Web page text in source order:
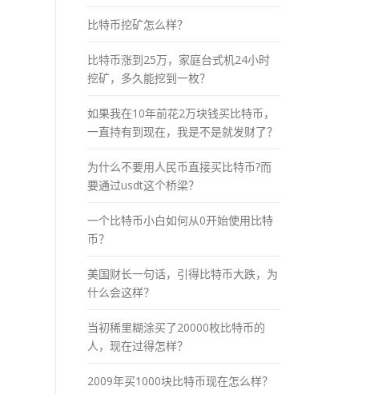
比特币挖矿怎么样？
比特币涨到25万，家庭台式机24小时
挖矿，多久能挖到一枚？
如果我在10年前花2万块钱买比特币，
一直持有到现在，我是不是就发财了？
为什么不要用人民币直接买比特币?而
要通过usdt这个桥梁？
一个比特币小白如何从0开始使用比特
币？
美国财长一句话，引得比特币大跌，为
什么会这样？
当初稀里糊涂买了20000枚比特币的
人，现在过得怎样？
2009年买1000块比特币现在怎么样？